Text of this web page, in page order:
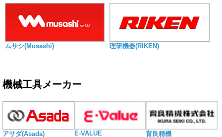
ムサシ(Musashi) 理研機器(RIKEN)
機械工具メーカー
アサダ(Asada) E-VALUE 育良精機